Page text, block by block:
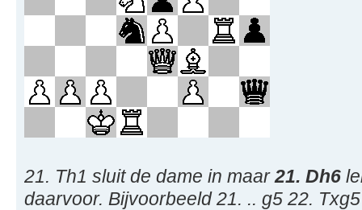
21. Th1 sluit de dame in maar21. Dh6
daarvoor. Bijvoorbeeld 21. .. g5 22.